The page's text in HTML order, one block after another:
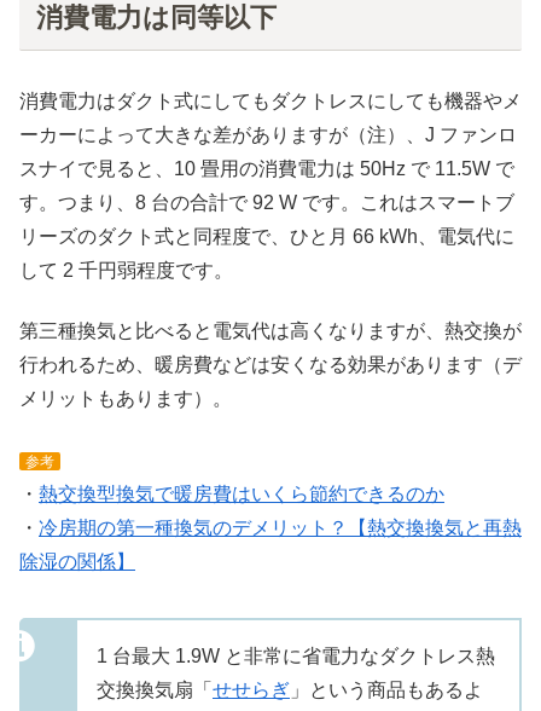
消費電力は同等以下
消費電力はダクト式にしてもダクトレスにしても機器やメ
ーカーによって大きな差がありますが（注）、J ファンロ
スナイで見ると、10 畳用の消費電力は 50Hz で 11.5W で
す。つまり、8 台の合計で 92 W です。これはスマートブ
リーズのダクト式と同程度で、ひと月 66 kWh、電気代に
して 2 千円弱程度です。
第三種換気と比べると電気代は高くなりますが、熱交換が
行われるため、暖房費などは安くなる効果があります（デ
メリットもあります）。
参考
・ 熱交換型換気で暖房費はいくら節約できるのか
・ 冷房期の第一種換気のデメリット？【熱交換換気と再熱
除湿の関係】
1 台最大 1.9W と非常に省電力なダクトレス熱
交換換気扇「 せせらぎ 」という商品もあるよ